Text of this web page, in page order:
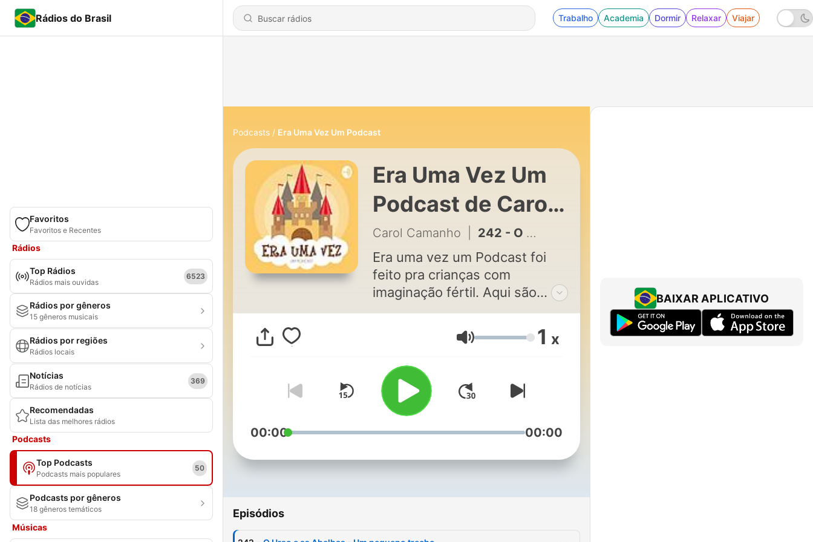
Rádios do Brasil Trabalho Academia Dormir Relaxar Viajar
Favoritos
Favoritos e Recentes
Rádios
Top Rádios
Rádios mais ouvidas
6523
Rádios por gêneros
15 gêneros musicais
Rádios por regiões
Rádios locais
Notícias
Rádios de notícias
369
Recomendadas
Lista das melhores rádios
Podcasts
Top Podcasts
Podcasts mais populares
50
Podcasts por gêneros
18 gêneros temáticos
Músicas
Podcasts Era Uma Vez Um Podcast
Era Uma Vez Um
Podcast de Carol
Camanho
Carol Camanho 242 - O Urso e as Abelhas - Um pequeno trecho
Era uma vez um Podcast foi
feito pra crianças com
imaginação fértil. Aqui são
contadas histórias infantis de
todos os tipos: desde
clássicos contos de fadas, à
fábulas de todos os lugares do
mundo e também histórias
originais. Você pode ouvir
tanto no carro, quanto antes
de dormir, ou até mesmo
seu filho fique por muito tempo
e ouça histórias exclusivas:
Volume 1 x
00:00 00:00
Episódios
BAIXAR APLICATIVO